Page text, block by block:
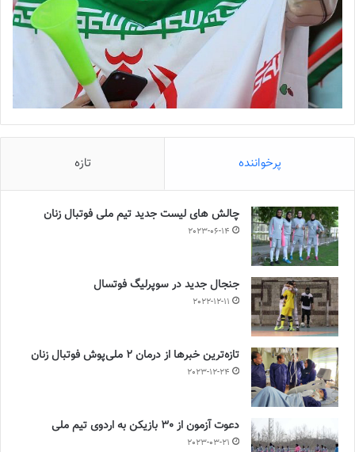
پرخواننده تازه
چالش هاى ليست جدید تيم ملى فوتبال زنان
2023-06-14
جنجال جدید در سوپرلیگ فوتسال
2022-12-11
تازه‌ترین خبرها از درمان ۲ ملی‌پوش فوتبال زنان
2023-12-24
دعوت آزمون از 30 بازیکن به اردوی تیم ملی
2023-03-21